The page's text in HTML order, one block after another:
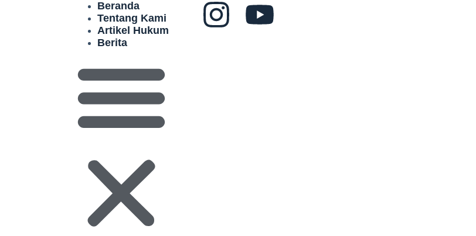
Beranda
Tentang Kami
Artikel Hukum
Berita